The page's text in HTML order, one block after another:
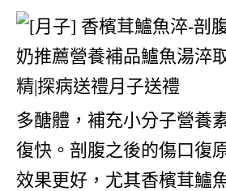
多醣體，補充小分子營養
復快。剖腹之後的傷口復
效果更好，尤其香檳茸鱸